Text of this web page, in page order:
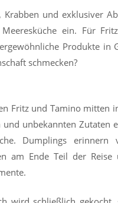
Krabben und exklusiver
ein. Für
Produkte
schmecken?
Fritz und Tamino mitten
unbekannten Zutaten
Dumplings
am Ende Teil der